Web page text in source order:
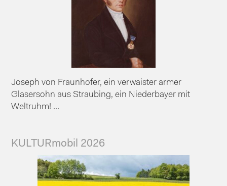
Joseph von Fraunhofer, ein verwaister armer
Glasersohn aus Straubing, ein Niederbayer mit
Weltruhm! ...
KULTURmobil 2026